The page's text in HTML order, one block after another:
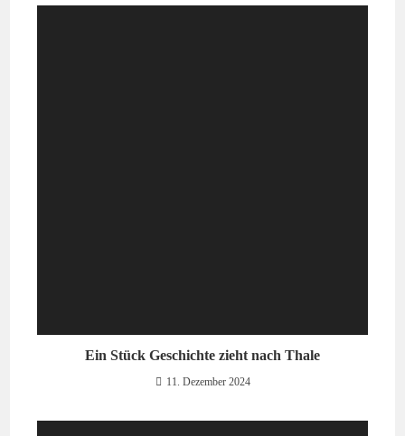
Ein Stück Geschichte zieht nach Thale
11. Dezember 2024